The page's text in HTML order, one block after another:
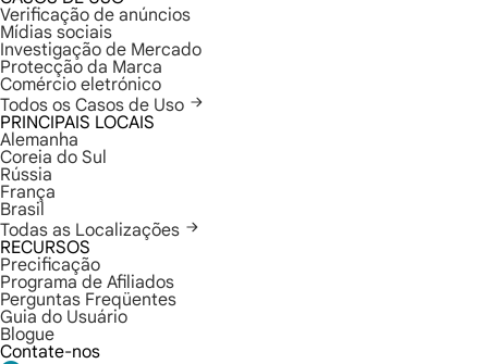
Verificação de anúncios
Mídias sociais
Investigação de Mercado
Protecção da Marca
Comércio eletrónico
Todos os Casos de Uso
PRINCIPAIS LOCAIS
Alemanha
Coreia do Sul
Rússia
França
Brasil
Todas as Localizações
RECURSOS
Precificação
Programa de Afiliados
Perguntas Freqüentes
Guia do Usuário
Blogue
Contate-nos